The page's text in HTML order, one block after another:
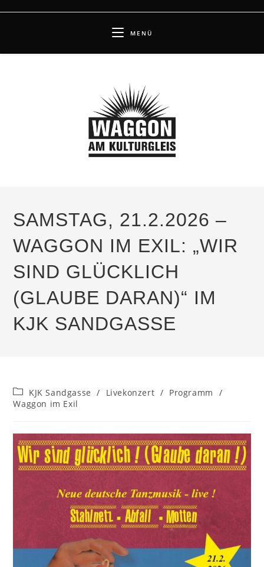
MENÜ
SAMSTAG, 21.2.2026 –
WAGGON IM EXIL: „WIR
SIND GLÜCKLICH
(GLAUBE DARAN)“ IM
KJK SANDGASSE
Beitrags-
Kategorie:
KJK Sandgasse / Livekonzert / Programm
/
Waggon im Exil